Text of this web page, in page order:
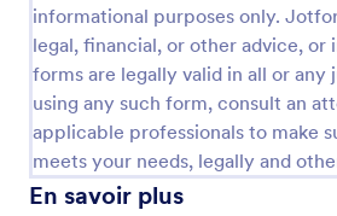
informational purposes only.
legal, financial, or other advice,
forms are legally valid in all or any
using any such form, consult an
applicable professionals to make
meets your needs, legally and
En savoir plus